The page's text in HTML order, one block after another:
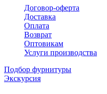
Договор-оферта
Доставка
Оплата
Возврат
Оптовикам
Услуги производства
Подбор фурнитуры
Экскурсия